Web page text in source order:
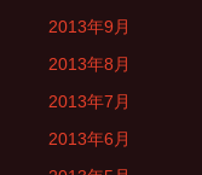
2013年9月
2013年8月
2013年7月
2013年6月